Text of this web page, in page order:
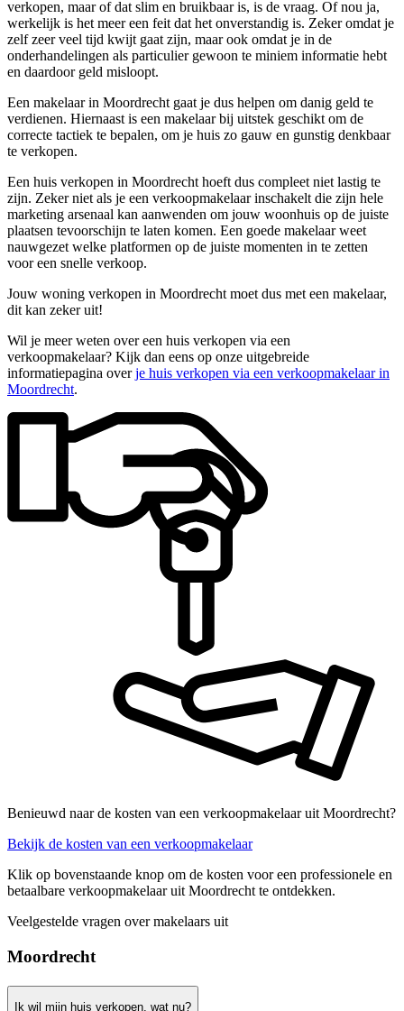
verkopen, maar of dat slim en bruikbaar is, is de vraag. Of nou ja,
werkelijk is het meer een feit dat het onverstandig is. Zeker omdat je
zelf zeer veel tijd kwijt gaat zijn, maar ook omdat je in de
onderhandelingen als particulier gewoon te miniem informatie hebt
en daardoor geld misloopt.
Een makelaar in Moordrecht gaat je dus helpen om danig geld te
verdienen. Hiernaast is een makelaar bij uitstek geschikt om de
correcte tactiek te bepalen, om je huis zo gauw en gunstig denkbaar
te verkopen.
Een huis verkopen in Moordrecht hoeft dus compleet niet lastig te
zijn. Zeker niet als je een verkoopmakelaar inschakelt die zijn hele
marketing arsenaal kan aanwenden om jouw woonhuis op de juiste
plaatsen tevoorschijn te laten komen. Een goede makelaar weet
nauwgezet welke platformen op de juiste momenten in te zetten
voor een snelle verkoop.
Jouw woning verkopen in Moordrecht moet dus met een makelaar,
dit kan zeker uit!
Wil je meer weten over een huis verkopen via een
verkoopmakelaar? Kijk dan eens op onze uitgebreide
informatiepagina overje huis verkopen via een verkoopmakelaar in
Moordrecht.
Benieuwd naar de kosten van een verkoopmakelaar uit Moordrecht?
Bekijk de kosten van een verkoopmakelaar
Klik op bovenstaande knop om de kosten voor een professionele en
betaalbare verkoopmakelaar uit Moordrecht te ontdekken.
Veelgestelde vragen over makelaars uit
Moordrecht
Ik wil mijn huis verkopen, wat nu?